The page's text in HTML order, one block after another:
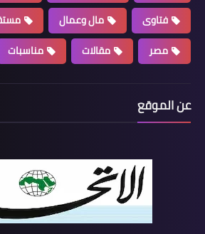
فتاوى
مال وعمال
مصر
مقالات مناسبات
عن الموقع